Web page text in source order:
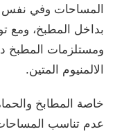
المساحات وفي نفس
بداخل المطبخ، ومع
ومستلزمات المطبخ
الالمنيوم المتين.
خاصة المطابخ
عدم تناسب